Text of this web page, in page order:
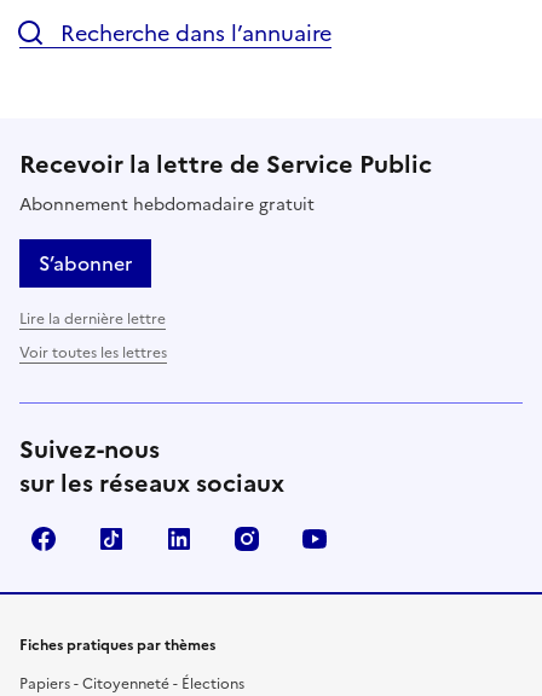
Recherche dans l’annuaire
Recevoir la lettre de Service Public
Abonnement hebdomadaire gratuit
S’abonner
Lire la dernière lettre
Voir toutes les lettres
Suivez-nous
sur les réseaux sociaux
FacebookTikTok LinkedIn Instagram
Fiches pratiques par thèmes
Papiers - Citoyenneté - Élections